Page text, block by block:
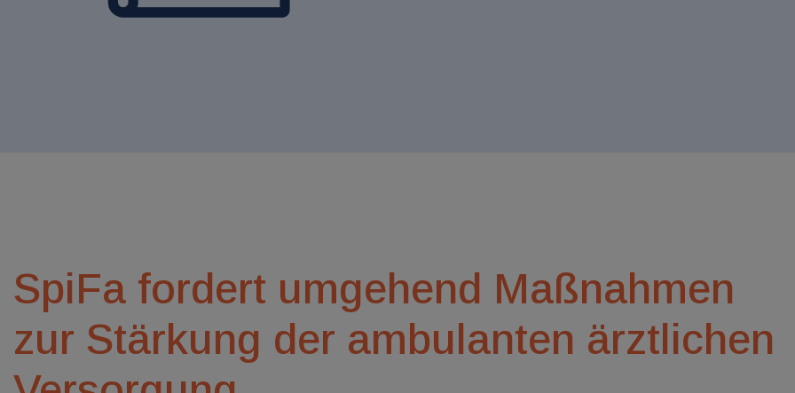
SpiFa fordert umgehend Maßnahmen
zur Stärkung der ambulanten ärztlichen